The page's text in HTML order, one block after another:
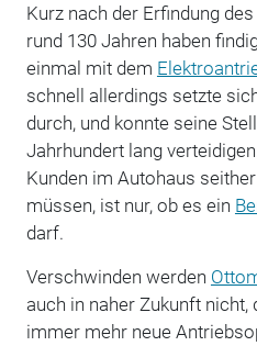
Kurz nach der Erfindung
rund 130 Jahren haben
einmal mit dem
schnell allerdings setzte
durch, und konnte seine
Jahrhundert lang
Kunden im Autohaus
müssen, ist nur, ob es ein
darf.
Verschwinden werden
auch in naher Zukunft nicht,
immer mehr neue